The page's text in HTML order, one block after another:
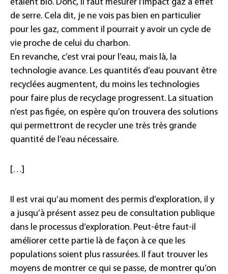
étaient bio. Donc, il faut mesurer l’impact gaz à effet
de serre. Cela dit, je ne vois pas bien en particulier
pour les gaz, comment il pourrait y avoir un cycle de
vie proche de celui du charbon.
En revanche, c’est vrai pour l’eau, mais là, la
technologie avance. Les quantités d’eau pouvant être
recyclées augmentent, du moins les technologies
pour faire plus de recyclage progressent. La situation
n’est pas figée, on espère qu’on trouvera des solutions
qui permettront de recycler une très très grande
quantité de l’eau nécessaire.
[…]
Il est vrai qu’au moment des permis d’exploration, il y
a jusqu’à présent assez peu de consultation publique
dans le processus d‘exploration. Peut-être faut-il
améliorer cette partie là de façon à ce que les
populations soient plus rassurées. Il faut trouver les
moyens de montrer ce qui se passe, de montrer qu’on